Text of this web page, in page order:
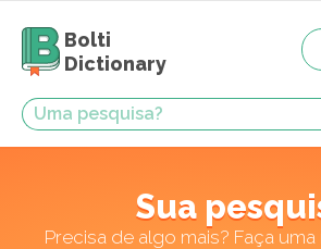
Bolti
Dictionary
Sua
Precisa de algo mais? Faça